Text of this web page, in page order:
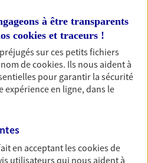
à votre épargne : achat
enfants ou voyage autour
à votre rythme et
à être transparents
cookies et traceurs !
sur ces petits fichiers
decookies. Ils nous aident à
pour garantir la sécurité
expérience en ligne, dans le
en acceptant lescookiesde
utilisateurs qui nous aident à